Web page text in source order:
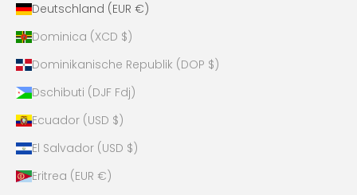
Deutschland (EUR €)
Dominica (XCD $)
Dominikanische Republik (DOP $)
Dschibuti (DJF Fdj)
Ecuador (USD $)
El Salvador (USD $)
Eritrea (EUR €)